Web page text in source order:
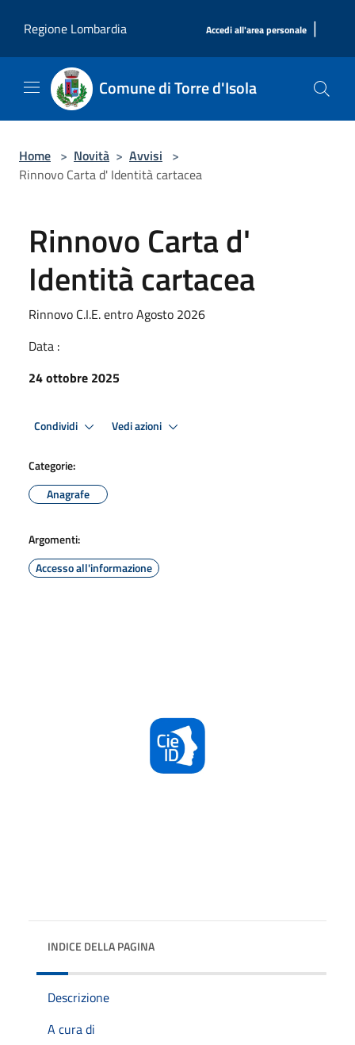
Regione Lombardia
Accedi all'area personale |
Comune di Torre d'Isola
Home > Novità > Avvisi >
Rinnovo Carta d' Identità cartacea
Rinnovo Carta d'
Identità cartacea
Rinnovo C.I.E. entro Agosto 2026
Data :
24 ottobre 2025
Condividi Vedi azioni
Categorie:
Anagrafe
Argomenti:
Accesso all'informazione
INDICE DELLA PAGINA
Descrizione
A cura di